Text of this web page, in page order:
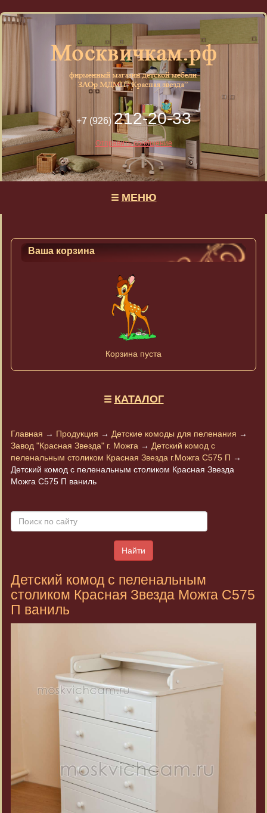
+7 (926) 212-20-33
Отправить сообщение
МЕНЮ
Ваша корзина
Корзина пуста
КАТАЛОГ
Главная → Продукция → Детские комоды для пеленания →
Завод "Красная Звезда" г. Можга → Детский комод с
пеленальным столиком Красная Звезда г.Можга С575 П →
Детский комод с пеленальным столиком Красная Звезда
Можга С575 П ваниль
Найти
Детский комод с пеленальным
столиком Красная Звезда Можга С575
П ваниль